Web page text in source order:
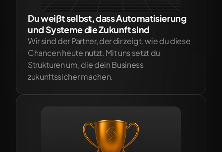
Du weißt selbst, dass Automatisierung
und Systeme die Zukunft sind
Wir sind der Partner, der dir zeigt, wie du diese
Chancen heute nutzt. Mit uns setzt du
Strukturen um, die dein Business
zukunftssicher machen.